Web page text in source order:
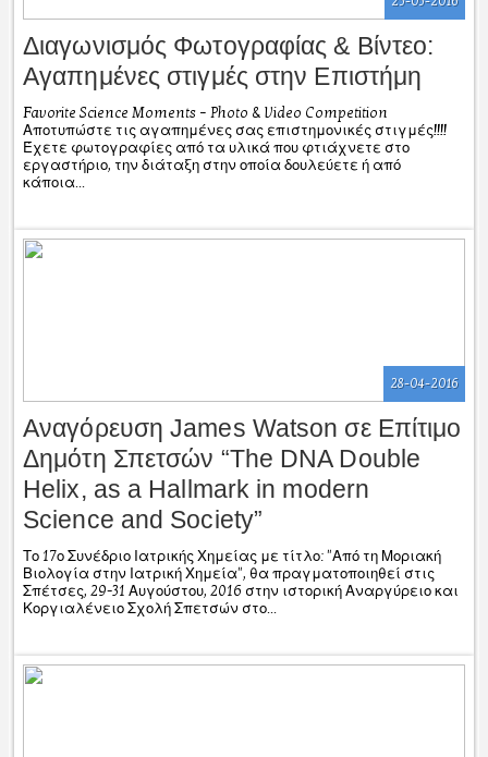
Διαγωνισμός Φωτογραφίας & Βίντεο:
Αγαπημένες στιγμές στην Επιστήμη
Favorite Science Moments – Photo & Video Competition
Αποτυπώστε τις αγαπημένες σας επιστημονικές στιγμές!!!!
Έχετε φωτογραφίες από τα υλικά που φτιάχνετε στο
εργαστήριο, την διάταξη στην οποία δουλεύετε ή από
κάποια...
28-04-2016
Αναγόρευση James Watson σε Επίτιμο
Δημότη Σπετσών “The DNA Double
Helix, as a Hallmark in modern
Science and Society”
Το 17ο Συνέδριο Ιατρικής Χημείας με τίτλο: "Από τη Μοριακή
Βιολογία στην Ιατρική Χημεία", θα πραγματοποιηθεί στις
Σπέτσες, 29-31 Αυγούστου, 2016 στην ιστορική Αναργύρειο και
Κοργιαλένειο Σχολή Σπετσών στο...